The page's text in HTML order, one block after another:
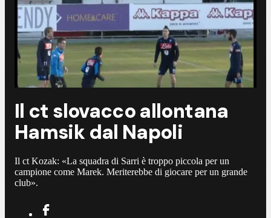
Il ct slovacco allontana
Hamsik dal Napoli
Il ct Kozak: «La squadra di Sarri è troppo piccola per un
campione come Marek. Meriterebbe di giocare per un grande
club».